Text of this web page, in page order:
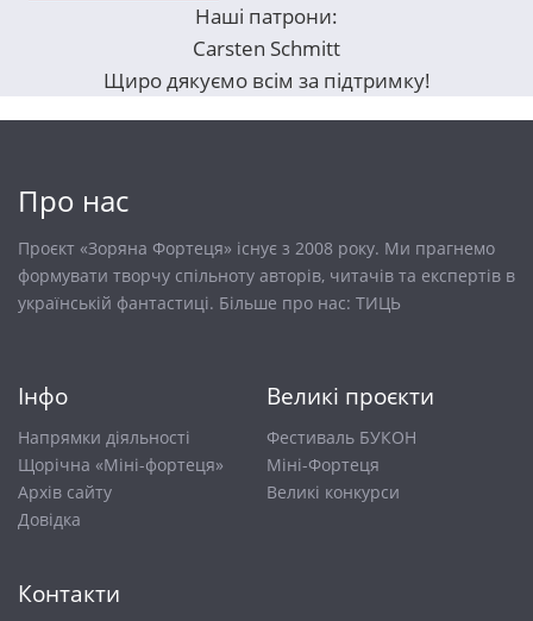
Наші патрони:
Carsten Schmitt
Щиро дякуємо всім за підтримку!
Про нас
Проєкт «Зоряна Фортеця» існує з 2008 року. Ми прагнемо
формувати творчу спільноту авторів, читачів та експертів в
українській фантастиці. Більше про нас: ТИЦЬ
Інфо
Напрямки діяльності
Щорічна «Міні-фортеця»
Архів сайту
Довiдка
Великі проєкти
Фестиваль БУКОН
Міні-Фортеця
Великі конкурси
Контакти